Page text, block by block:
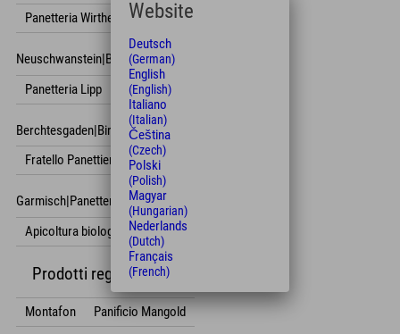
Panetteria Wirthensohn
Neuschwanstein|Birra Zötler|
Panetteria Lipp
Berchtesgaden|Birrificio Wieninger|
Fratello Panettieri
Garmisch|Panetteria Komm|
Apicoltura biologica Nagl
Prodotti regionali in Austria
Montafon Panificio Mangold
Website
Deutsch
(German)
English
(English)
Italiano
(Italian)
Čeština
(Czech)
Polski
(Polish)
Magyar
(Hungarian)
Nederlands
(Dutch)
Français
(French)